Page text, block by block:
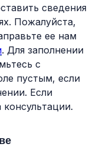
сведения
Пожалуйста,
ее нам
. Для заполнении
с
пустым, если
Если